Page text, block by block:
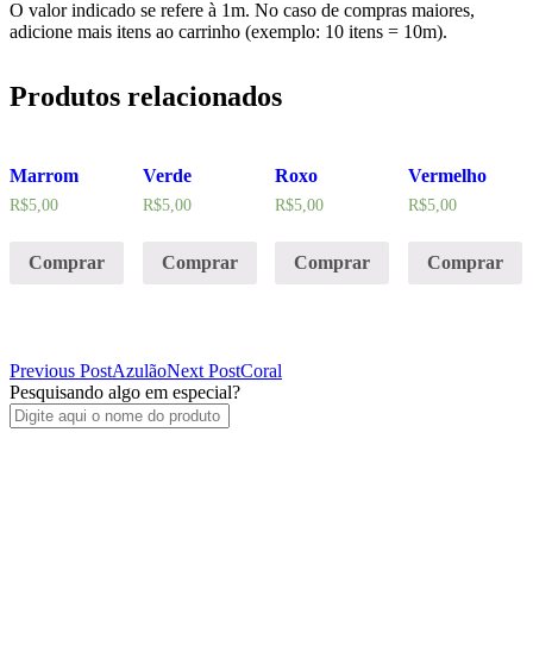
O valor indicado se refere à 1m. No caso de compras maiores,
adicione mais itens ao carrinho (exemplo: 10 itens = 10m).
Produtos relacionados
Marrom
R$5,00
Comprar
Verde
R$5,00
Comprar
Roxo
R$5,00
Comprar
Vermelho
R$5,00
Comprar
Post
navigation
Previous PostAzulãoNext PostCoral
Pesquisando algo em especial?